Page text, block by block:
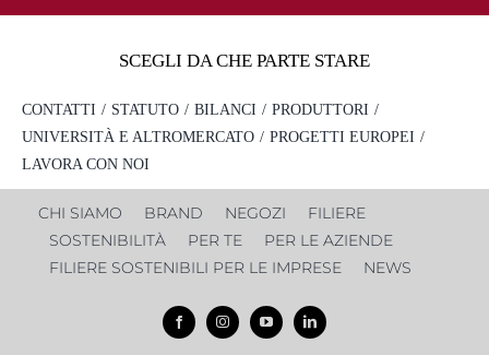
CONTATTI STATUTO BILANCI
PRODUTTORI
UNIVERSITÀ E ALTROMERCATO
PROGETTI EUROPEI
LAVORA CON NOI
SCEGLI DA CHE PARTE STARE
CHI SIAMO BRAND NEGOZI
FILIERE
SOSTENIBILITÀ
PER TE
PER LE AZIENDE
FILIERE SOSTENIBILI PER LE IMPRESE
NEWS